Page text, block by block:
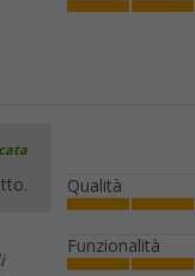
Qualità
Funzionalità